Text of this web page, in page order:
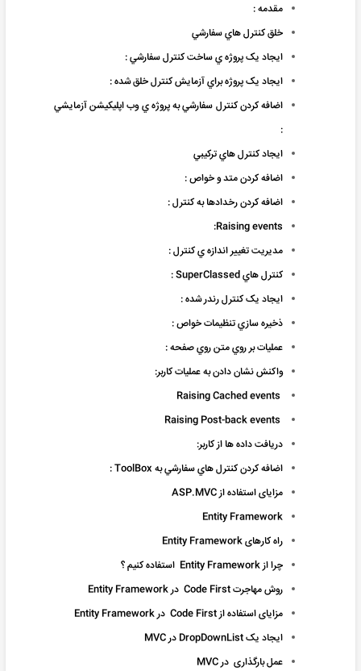
مقدمه :
خلق کنترل هاي سفارشي
ايجاد يک پروژه ي ساخت کنترل سفارشي :
ايجاد يک پروژه براي آزمايش کنترل خلق شده :
اضافه کردن کنترل سفارشي به پروژه ي وب اپليکيشن آزمايشي
:
ايجاد کنترل هاي ترکيبي
اضافه کردن متد و خواص :
اضافه کردن رخدادها به کنترل :
Raising events:
مديريت تغيير اندازه ي کنترل :
کنترل هاي SuperClassed :
ايجاد يک کنترل رندر شده :
ذخيره سازي تنظيمات خواص :
عمليات بر روي متن روي صفحه :
واکنش نشان دادن به عمليات کاربر:
دريافت داده ها از کاربر:
اضافه کردن کنترل هاي سفارشي به ToolBox :
مزایای استفاده از ASP.MVC
Entity Framework
راه کارهای Entity Framework
چرا از Entity Framework استفاده کنیم ؟
روش مهاجرت Code First در Entity Framework
مزایای استفاده از Code First در Entity Framework
ایجاد یک DropDownList در MVC
عمل بارگذاری در MVC